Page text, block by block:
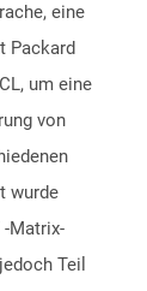
eine
Packard
um eine
von
wurde
-Matrix-
Teil